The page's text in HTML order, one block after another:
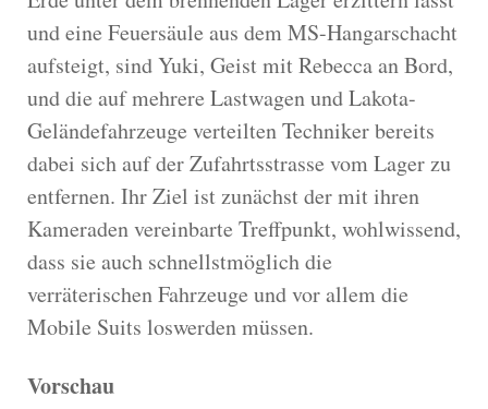
und eine Feuersäule aus dem MS-Hangarschacht
aufsteigt, sind Yuki, Geist mit Rebecca an Bord,
und die auf mehrere Lastwagen und Lakota-
Geländefahrzeuge verteilten Techniker bereits
dabei sich auf der Zufahrtsstrasse vom Lager zu
entfernen. Ihr Ziel ist zunächst der mit ihren
Kameraden vereinbarte Treffpunkt, wohlwissend,
dass sie auch schnellstmöglich die
verräterischen Fahrzeuge und vor allem die
Mobile Suits loswerden müssen.
Vorschau